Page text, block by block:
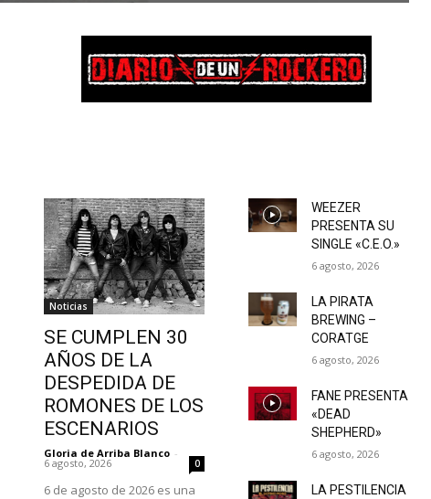
Noticias
SE CUMPLEN 30
AÑOS DE LA
DESPEDIDA DE
ROMONES DE LOS
ESCENARIOS
Gloria de Arriba Blanco -
6 agosto, 2026 0
6 de agosto de 2026 es una
WEEZER
PRESENTA SU
SINGLE «C.E.O.»
6 agosto, 2026
LA PIRATA
BREWING –
CORATGE
6 agosto, 2026
FANE PRESENTA
«DEAD
SHEPHERD»
6 agosto, 2026
LA PESTILENCIA